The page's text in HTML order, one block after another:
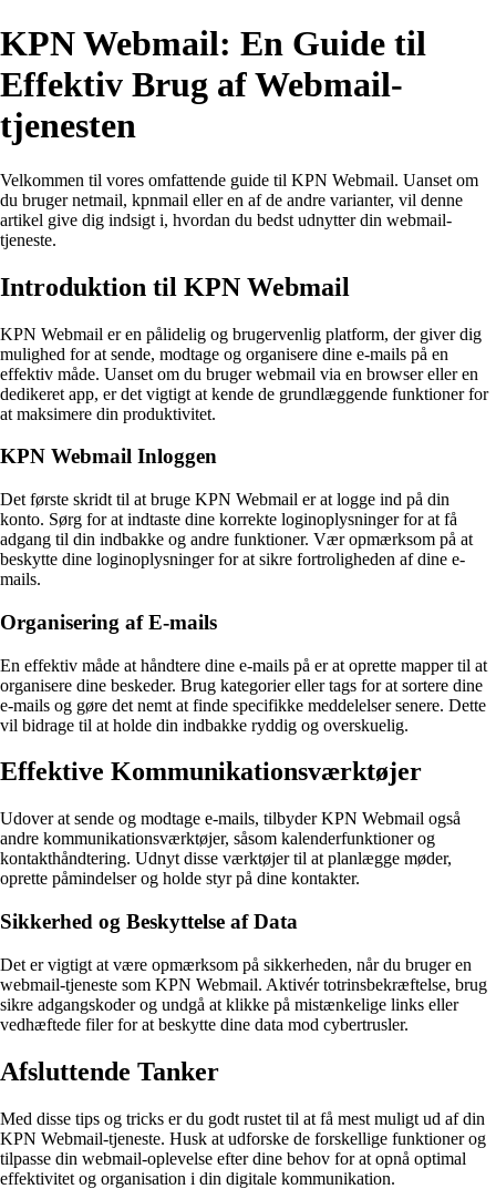
KPN Webmail: En Guide til
Effektiv Brug af Webmail-
tjenesten
Velkommen til vores omfattende guide til KPN Webmail. Uanset om
du bruger netmail, kpnmail eller en af de andre varianter, vil denne
artikel give dig indsigt i, hvordan du bedst udnytter din webmail-
tjeneste.
Introduktion til KPN Webmail
KPN Webmail er en pålidelig og brugervenlig platform, der giver dig
mulighed for at sende, modtage og organisere dine e-mails på en
effektiv måde. Uanset om du bruger webmail via en browser eller en
dedikeret app, er det vigtigt at kende de grundlæggende funktioner for
at maksimere din produktivitet.
KPN Webmail Inloggen
Det første skridt til at bruge KPN Webmail er at logge ind på din
konto. Sørg for at indtaste dine korrekte loginoplysninger for at få
adgang til din indbakke og andre funktioner. Vær opmærksom på at
beskytte dine loginoplysninger for at sikre fortroligheden af dine e-
mails.
Organisering af E-mails
En effektiv måde at håndtere dine e-mails på er at oprette mapper til at
organisere dine beskeder. Brug kategorier eller tags for at sortere dine
e-mails og gøre det nemt at finde specifikke meddelelser senere. Dette
vil bidrage til at holde din indbakke ryddig og overskuelig.
Effektive Kommunikationsværktøjer
Udover at sende og modtage e-mails, tilbyder KPN Webmail også
andre kommunikationsværktøjer, såsom kalenderfunktioner og
kontakthåndtering. Udnyt disse værktøjer til at planlægge møder,
oprette påmindelser og holde styr på dine kontakter.
Sikkerhed og Beskyttelse af Data
Det er vigtigt at være opmærksom på sikkerheden, når du bruger en
webmail-tjeneste som KPN Webmail. Aktivér totrinsbekræftelse, brug
sikre adgangskoder og undgå at klikke på mistænkelige links eller
vedhæftede filer for at beskytte dine data mod cybertrusler.
Afsluttende Tanker
Med disse tips og tricks er du godt rustet til at få mest muligt ud af din
KPN Webmail-tjeneste. Husk at udforske de forskellige funktioner og
tilpasse din webmail-oplevelse efter dine behov for at opnå optimal
effektivitet og organisation i din digitale kommunikation.